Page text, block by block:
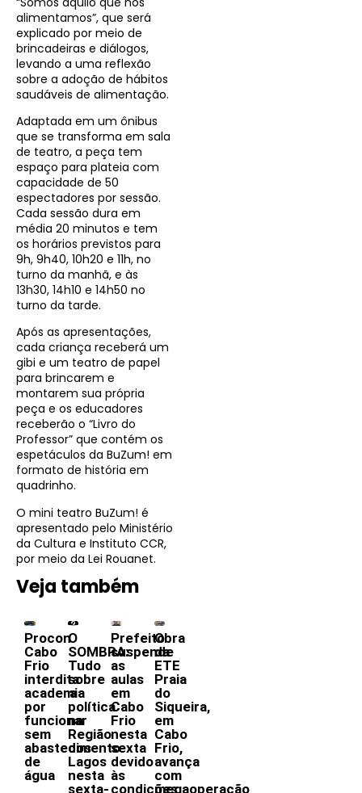
alimentamos”, que será
explicado por meio de
brincadeiras e diálogos,
levando a uma reflexão
sobre a adoção de hábitos
saudáveis de alimentação.
Adaptada em um ônibus
que se transforma em sala
de teatro, a peça tem
espaço para plateia com
capacidade de 50
espectadores por sessão.
Cada sessão dura em
média 20 minutos e tem
os horários previstos para
9h, 9h40, 10h20 e 11h, no
turno da manhã, e às
13h30, 14h10 e 14h50 no
turno da tarde.
Após as apresentações,
cada criança receberá um
gibi e um teatro de papel
para brincarem e
montarem sua própria
peça e os educadores
receberão o “Livro do
Professor” que contém os
espetáculos da BuZum! em
formato de história em
quadrinho.
O mini teatro BuZum! é
apresentado pelo Ministério
da Cultura e Instituto CCR,
por meio da Lei Rouanet.
Veja também
Procon
Cabo
Frio
interdita
academia
por
funcionar
sem
abastecimento
de
água
O
SOMBRA:
Tudo
sobre
a
política
na
Região
dos
Lagos
nesta
sexta-
Prefeito
suspende
as
aulas
em
Cabo
Frio
nesta
sexta
devido
às
condições
Obra
da
ETE
Praia
do
Siqueira,
em
Cabo
Frio,
avança
com
megaoperação